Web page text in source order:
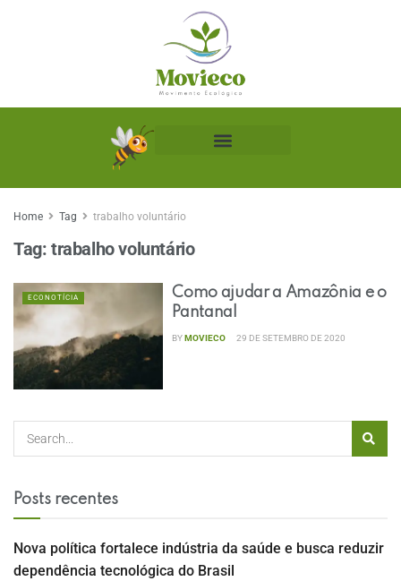
Home Tag trabalho voluntário
Tag: trabalho voluntário
ECONOTÍCIA
Como ajudar a Amazônia e o
Pantanal
BYMOVIECO 29 DE SETEMBRO DE 2020
Posts recentes
Nova política fortalece indústria da saúde e busca reduzir
dependência tecnológica do Brasil